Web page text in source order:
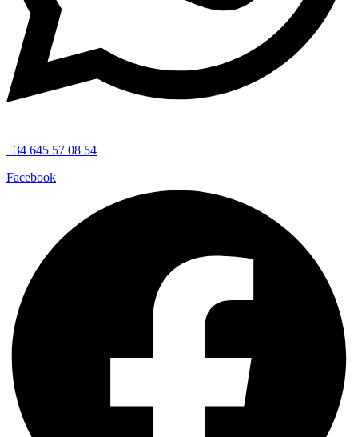
+34 645 57 08 54
Facebook